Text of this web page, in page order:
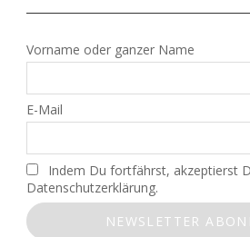
Vorname oder ganzer Name
E-Mail
Indem Du fortfährst, akzeptierst
Datenschutzerklärung.